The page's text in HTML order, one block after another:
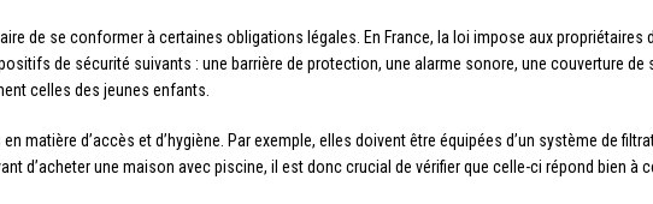
de se conformer à certaines obligations légales. En France, la loi impose aux propriétaires
de sécurité suivants : une barrière de protection, une alarme sonore, une couverture de
celles des jeunes enfants.
matière d’accès et d’hygiène. Par exemple, elles doivent être équipées d’un système de
d’acheter une maison avec piscine, il est donc crucial de vérifier que celle-ci répond bien à